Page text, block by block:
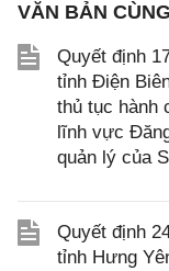
VĂN BẢN
Quyết định
tỉnh Điện
thủ tục hành
lĩnh vực
quản lý của
Quyết định
tỉnh Hưng